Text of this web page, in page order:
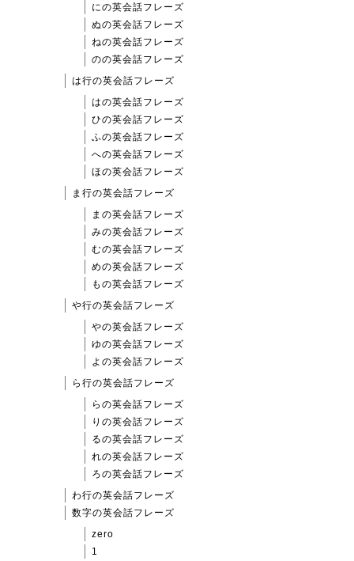
にの英会話フレーズ
ぬの英会話フレーズ
ねの英会話フレーズ
のの英会話フレーズ
は行の英会話フレーズ
はの英会話フレーズ
ひの英会話フレーズ
ふの英会話フレーズ
への英会話フレーズ
ほの英会話フレーズ
ま行の英会話フレーズ
まの英会話フレーズ
みの英会話フレーズ
むの英会話フレーズ
めの英会話フレーズ
もの英会話フレーズ
や行の英会話フレーズ
やの英会話フレーズ
ゆの英会話フレーズ
よの英会話フレーズ
ら行の英会話フレーズ
らの英会話フレーズ
りの英会話フレーズ
るの英会話フレーズ
れの英会話フレーズ
ろの英会話フレーズ
わ行の英会話フレーズ
数字の英会話フレーズ
zero
1